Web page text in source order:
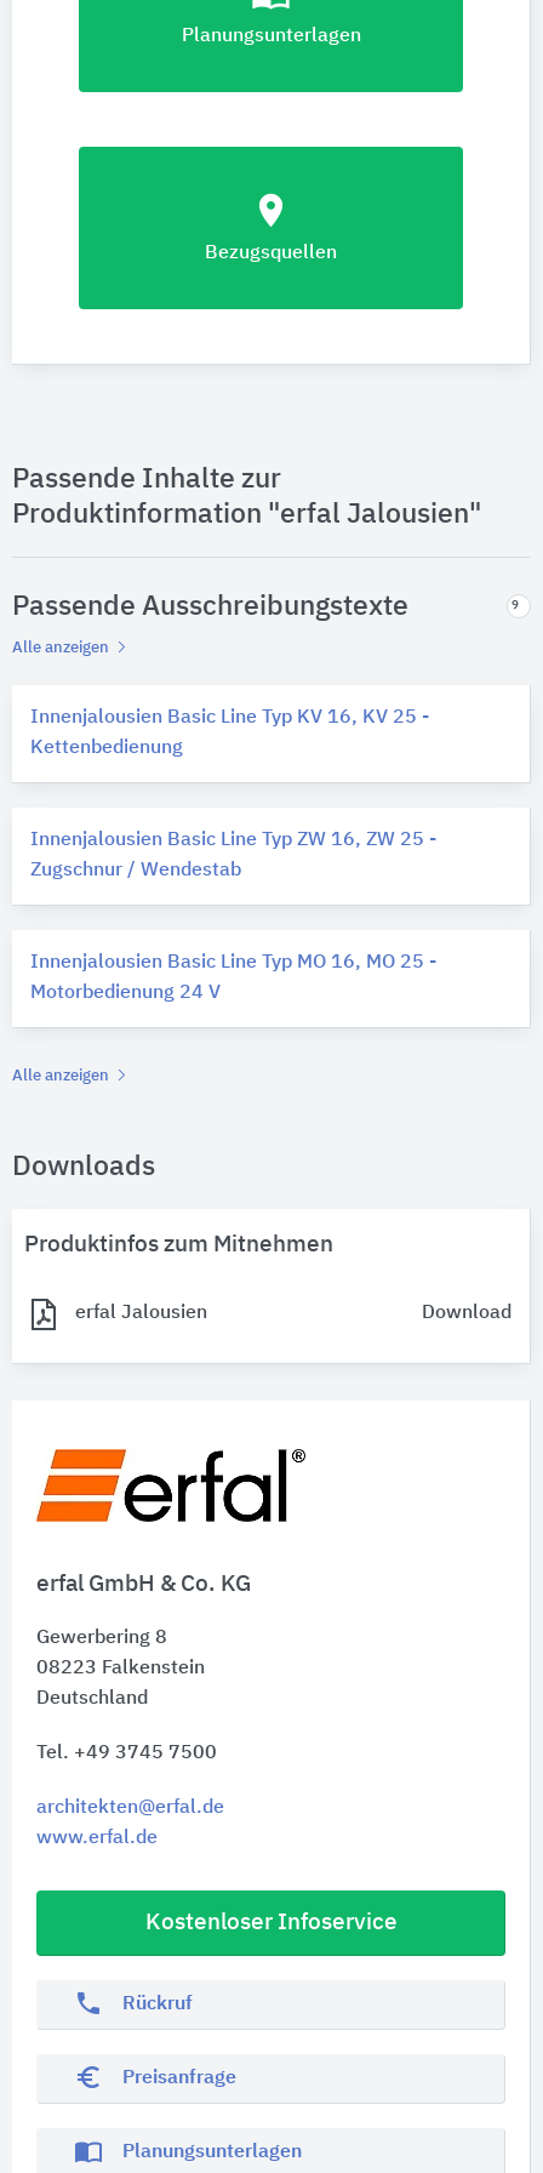
erfal GmbH & Co. KG
Gewerbering 8
08223 Falkenstein
Deutschland
Tel. +49 3745 7500
architekten@erfal.de
www.erfal.de
Kostenloser Infoservice
phone Rückruf
euro_symbol Preisanfrage
import_contacts Planungsunterlagen
Planungsunterlagen
location_on
Bezugsquellen
Passende Inhalte zur
Produktinformation "erfal Jalousien"
Passende Ausschreibungstexte 9
Alle anzeigen
Innenjalousien Basic Line Typ KV 16, KV 25 -
Kettenbedienung
Innenjalousien Basic Line Typ ZW 16, ZW 25 -
Zugschnur / Wendestab
Innenjalousien Basic Line Typ MO 16, MO 25 -
Motorbedienung 24 V
Alle anzeigen
Downloads
Produktinfos zum Mitnehmen
erfal Jalousien Download